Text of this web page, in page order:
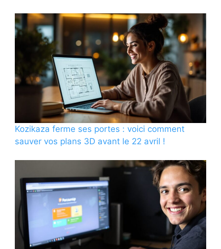
Kozikaza ferme ses portes : voici comment
sauver vos plans 3D avant le 22 avril !